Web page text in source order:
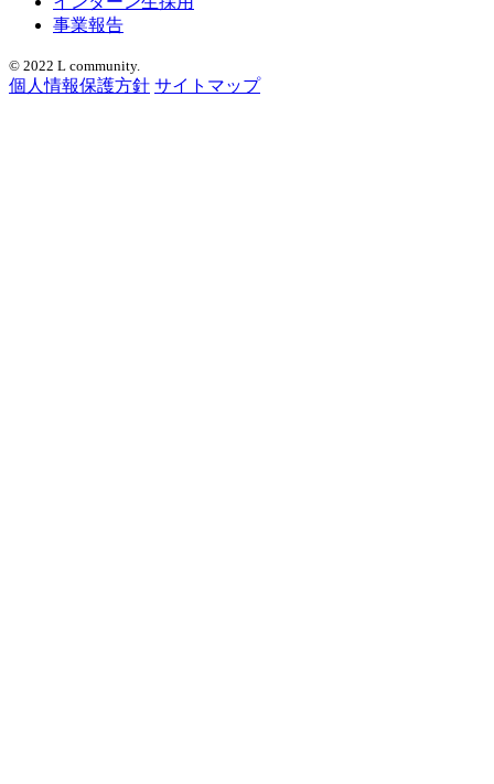
事業報告
© 2022 L community.
個人情報保護方針 サイトマップ